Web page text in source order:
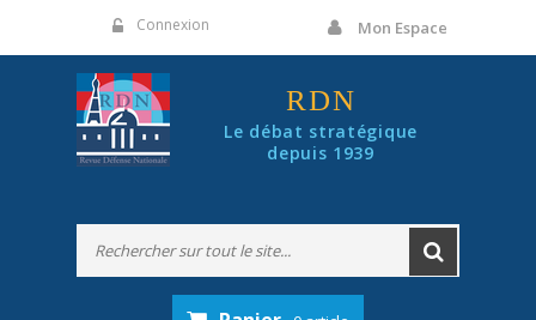
Connexion Mon Espace
RDN
Le débat stratégique
depuis 1939